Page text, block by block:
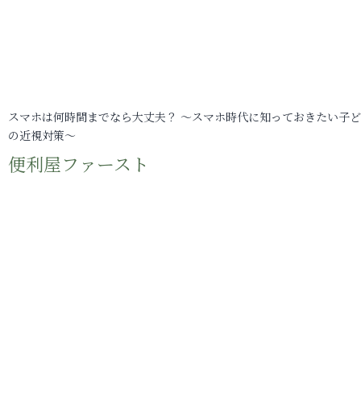
スマホは何時間までなら大丈夫？ ～スマホ時代に知っておきたい子
の近視対策～
便利屋ファースト